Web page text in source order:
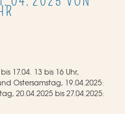
17.04. 13 bis 16 Uhr,
Ostersamstag, 19.04.2025:
20.04.2025 bis 27.04.2025: